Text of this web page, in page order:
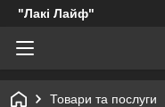
"Лакі Лайф"
Товари та послуги